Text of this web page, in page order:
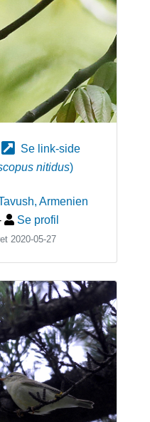
Se link-side
nitidus)
, Armenien
Se profil
2020-05-27